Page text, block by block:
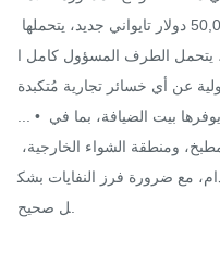
يتحمل الطرف المسؤول كامل ا
عن أي خسائر تجارية مُتكبدة.
... • يجب إعادة جميع المساحات العامة التي يوفرها بيت الضيافة، بما في
مع ضرورة فرز النفايات بشك
ل صحيح.